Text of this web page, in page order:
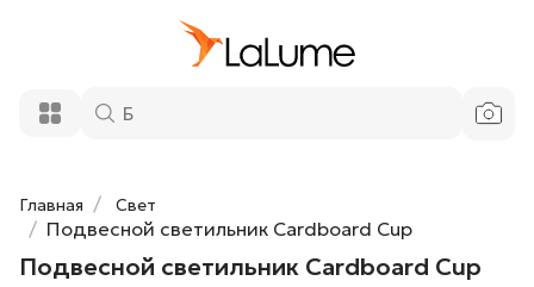
Главная Свет
Подвесной светильник Cardboard Cup
Подвесной светильник Cardboard Cup